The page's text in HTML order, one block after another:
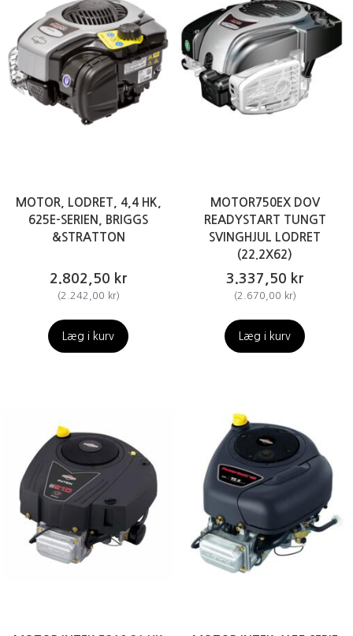
MOTOR, LODRET, 4,4 HK,
625E-SERIEN, BRIGGS
&STRATTON
2.802,50 kr
(2.242,00 kr)
Læg i kurv
MOTOR750EX DOV
READYSTART TUNGT
SVINGHJUL LODRET
(22.2X62)
3.337,50 kr
(2.670,00 kr)
Læg i kurv